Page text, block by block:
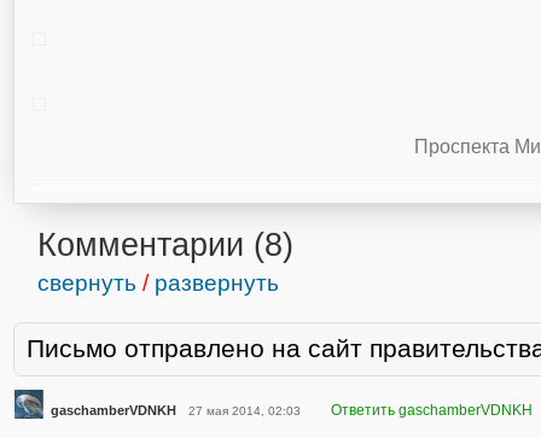
Проспекта
Комментарии (8)
свернуть / развернуть
Письмо отправлено на сайт
gaschamberVDNKH 27 мая 2014, 02:03 Ответить gaschamberVDNKH